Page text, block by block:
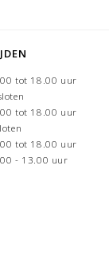
tot 18.00 uur
tot 18.00 uur
tot 18.00 uur
- 13.00 uur